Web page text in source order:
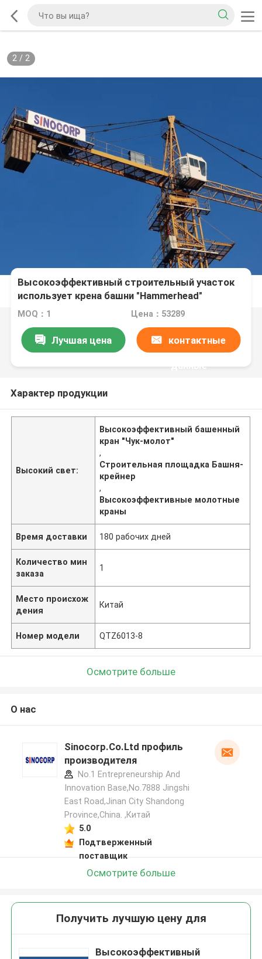
2/ 2
Высокоэффективный строительный участок
использует крена башни "Hammerhead"
MOQ：1 Цена：53289
Лучшая цена контактные
данные
Характер продукции
Высокий свет:
Высокоэффективный башенный
кран "Чук-молот"
,
Строительная площадка Башня-
крейнер
,
Высокоэффективные молотные
краны
Время доставки 180 рабочих дней
Количество мин
заказа
1
Место происхож
дения
Китай
Номер модели QTZ6013-8
Осмотрите больше
О нас
Sinocorp.Co.Ltd профиль
производителя
No.1 Entrepreneurship And
Innovation Base,No.7888 Jingshi
East Road,Jinan City Shandong
Province,China. ,Китай
5.0
Подтверженный
поставщик
Осмотрите больше
Получить лучшую цену для
Высокоэффективный